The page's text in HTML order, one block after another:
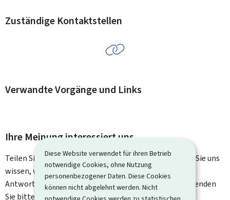
Diese Website verwendet für ihren Betrieb
notwendige Cookies, ohne Nutzung
personenbezogener Daten. Diese Cookies
können nicht abgelehnt werden. Nicht
Zuständige Kontaktstellen
Verwandte Vorgänge und Links
Ihre Meinung interessiert uns
Teilen Sie uns Ihre Meinung zu dieser Seite mit. Lassen Sie uns
wissen, was wir verbessern können. Sie erhalten keine
Antwort auf Ihr Feedback. Für spezifische Fragen verwenden
Sie bitte das Kontaktformular.